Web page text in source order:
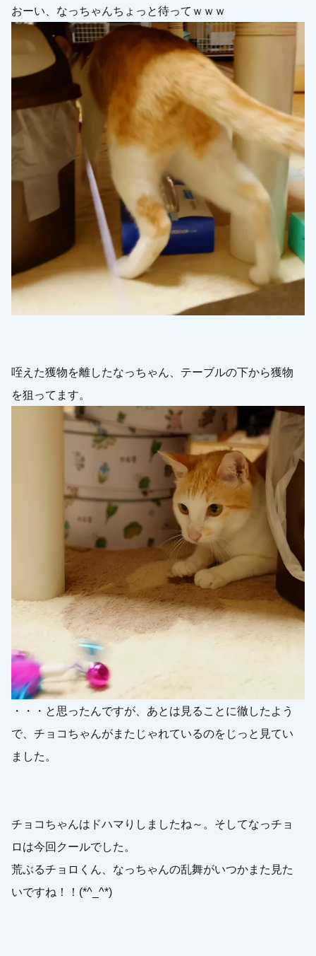
おーい、なっちゃんちょっと待ってｗｗｗ
咥えた獲物を離したなっちゃん、テーブルの下から獲物
を狙ってます。
・・・と思ったんですが、あとは見ることに徹したよう
で、チョコちゃんがまたじゃれているのをじっと見てい
ました。
チョコちゃんはドハマりしましたね～。そしてなっチョ
ロは今回クールでした。
荒ぶるチョロくん、なっちゃんの乱舞がいつかまた見た
いですね！！(*^_^*)